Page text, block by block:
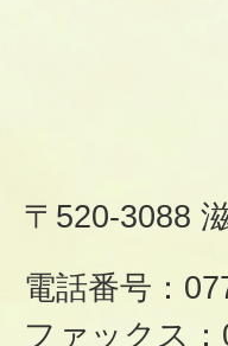
〒520-3088
電話番号：
ファックス